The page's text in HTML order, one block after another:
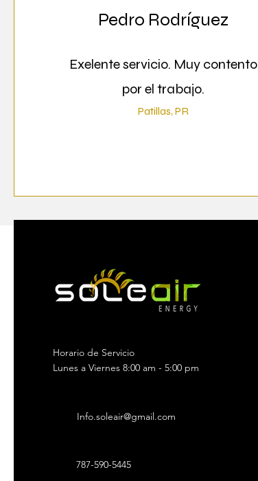
Pedro Rodríguez
Exelente servicio. Muy contento
por el trabajo.
Patillas, PR
Horario de Servicio
Lunes a Viernes 8:00 am - 5:00 pm
Info.soleair@gmail.com
787-590-5445